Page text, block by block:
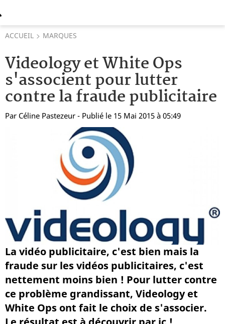
ACCUEIL MARQUES
Videology et White Ops
s'associent pour lutter
contre la fraude publicitaire
Par Céline Pastezeur - Publié le 15 Mai 2015 à 05:49
La vidéo publicitaire, c'est bien mais la
fraude sur les vidéos publicitaires, c'est
nettement moins bien ! Pour lutter contre
ce problème grandissant, Videology et
White Ops ont fait le choix de s'associer.